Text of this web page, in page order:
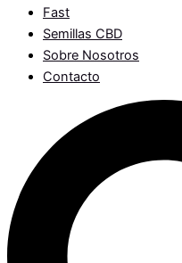
Fast
Semillas CBD
Sobre Nosotros
Contacto